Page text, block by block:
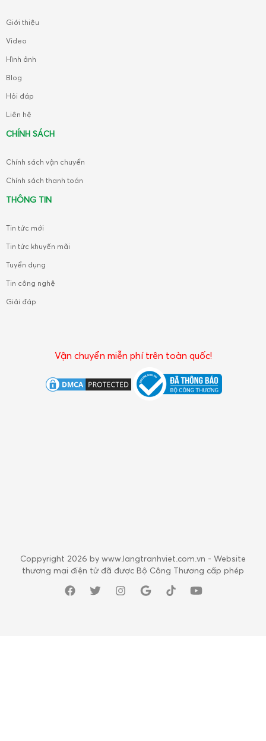
Giới thiệu
Video
Hình ảnh
Blog
Hỏi đáp
Liên hệ
CHÍNH SÁCH
Chính sách vận chuyển
Chính sách thanh toán
THÔNG TIN
Tin tức mới
Tin tức khuyến mãi
Tuyển dụng
Tin công nghệ
Giải đáp
Vận chuyển miễn phí trên toàn quốc!
Coppyright 2026 by www.langtranhviet.com.vn - Website
thương mại điện tử đã được Bộ Công Thương cấp phép